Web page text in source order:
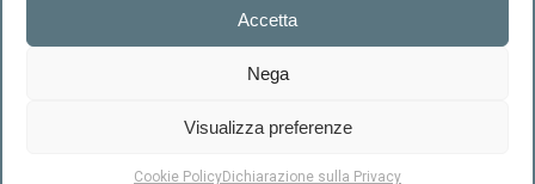
Accetta
Nega
Visualizza preferenze
Cookie PolicyDichiarazione sulla Privacy
Ammirato, 37
RICHIEDI UN CONSULTO